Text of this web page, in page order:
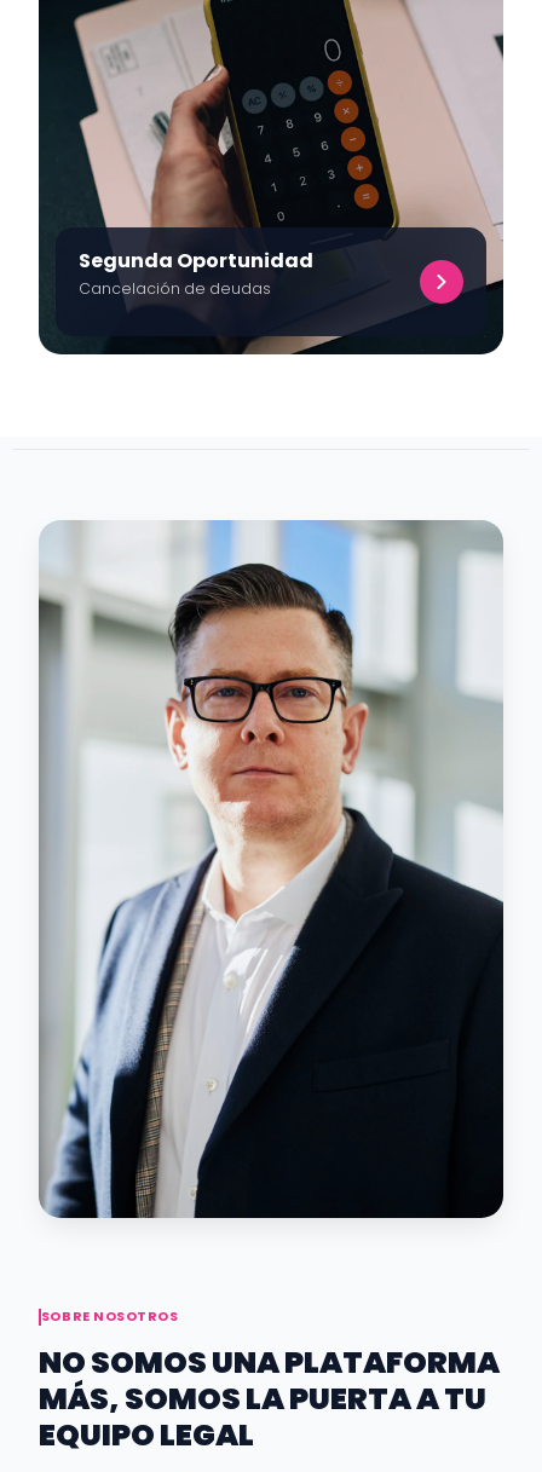
Segunda Oportunidad
Cancelación de deudas
SOBRE NOSOTROS
NO SOMOS UNA PLATAFORMA
MÁS, SOMOS LA PUERTA A TU
EQUIPO LEGAL